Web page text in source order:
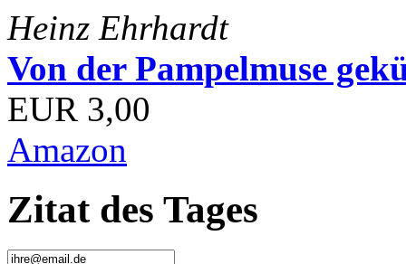
Heinz Ehrhardt
Von der Pampelmuse
EUR 3,00
Amazon
Zitat des Tages